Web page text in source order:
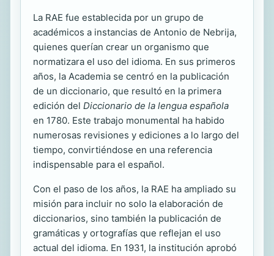
La RAE fue establecida por un grupo de
académicos a instancias de Antonio de Nebrija,
quienes querían crear un organismo que
normatizara el uso del idioma. En sus primeros
años, la Academia se centró en la publicación
de un diccionario, que resultó en la primera
edición del Diccionario de la lengua española
en 1780. Este trabajo monumental ha habido
numerosas revisiones y ediciones a lo largo del
tiempo, convirtiéndose en una referencia
indispensable para el español.
Con el paso de los años, la RAE ha ampliado su
misión para incluir no solo la elaboración de
diccionarios, sino también la publicación de
gramáticas y ortografías que reflejan el uso
actual del idioma. En 1931, la institución aprobó